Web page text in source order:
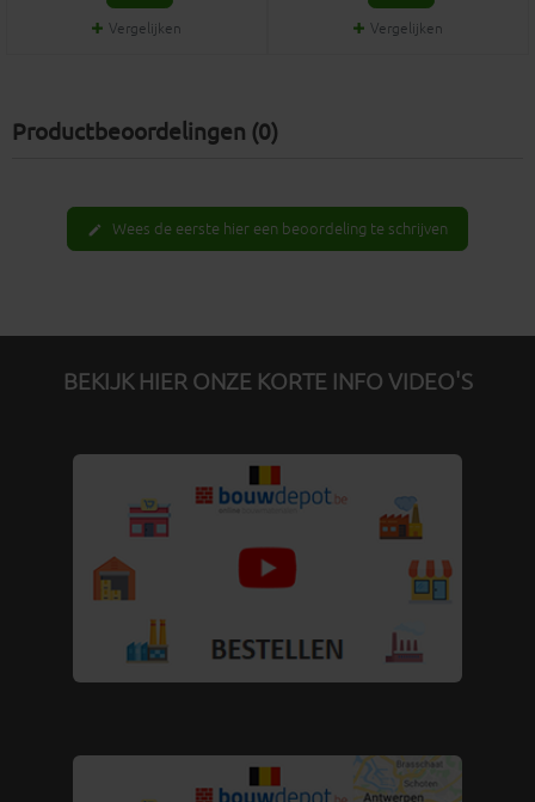
Vergelijken Vergelijken
Productbeoordelingen (0)
edit Wees de eerste hier een beoordeling te schrijven
BEKIJK HIER ONZE KORTE INFO VIDEO'S